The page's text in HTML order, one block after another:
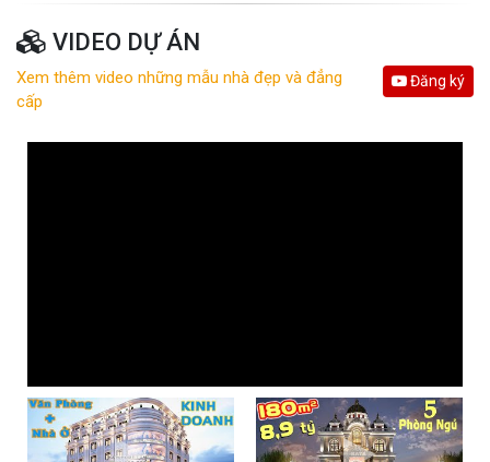
VIDEO DỰ ÁN
Xem thêm video những mẫu nhà đẹp và đẳng
cấp
Đăng ký